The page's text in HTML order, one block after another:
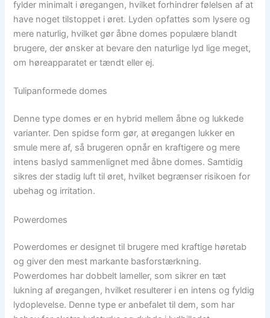
fylder minimalt i øregangen, hvilket forhindrer følelsen af at
have noget tilstoppet i øret. Lyden opfattes som lysere og
mere naturlig, hvilket gør åbne domes populære blandt
brugere, der ønsker at bevare den naturlige lyd lige meget,
om høreapparatet er tændt eller ej.
Tulipanformede domes
Denne type domes er en hybrid mellem åbne og lukkede
varianter. Den spidse form gør, at øregangen lukker en
smule mere af, så brugeren opnår en kraftigere og mere
intens baslyd sammenlignet med åbne domes. Samtidig
sikres der stadig luft til øret, hvilket begrænser risikoen for
ubehag og irritation.
Powerdomes
Powerdomes er designet til brugere med kraftige høretab
og giver den mest markante basforstærkning.
Powerdomes har dobbelt lameller, som sikrer en tæt
lukning af øregangen, hvilket resulterer i en intens og fyldig
lydoplevelse. Denne type er anbefalet til dem, som har